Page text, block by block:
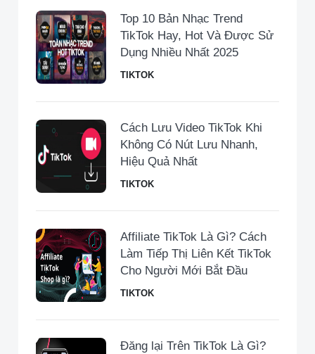
Top 10 Bản Nhạc Trend
TikTok Hay, Hot Và Được Sử
Dụng Nhiều Nhất 2025
TIKTOK
Cách Lưu Video TikTok Khi
Không Có Nút Lưu Nhanh,
Hiệu Quả Nhất
TIKTOK
Affiliate TikTok Là Gì? Cách
Làm Tiếp Thị Liên Kết TikTok
Cho Người Mới Bắt Đầu
TIKTOK
Đăng lại Trên TikTok Là Gì?